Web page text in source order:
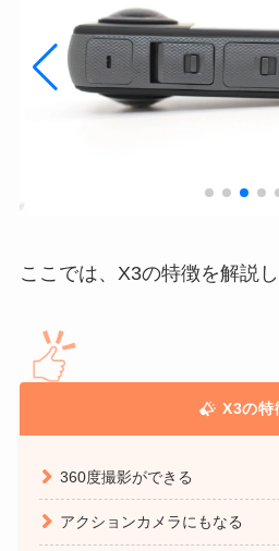
ここでは、X3の特徴を解説し
X3の特
360度撮影ができる
アクションカメラにもなる